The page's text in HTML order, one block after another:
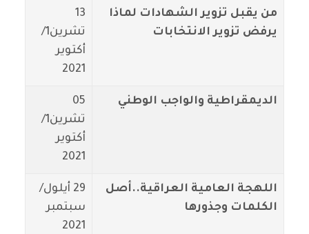
من يقبل تزوير الشهادات لماذا
يرفض تزوير الانتخابات
13
تشرين1/
أكتوير
2021
الديمقراطية والواجب الوطني
05
تشرين1/
أكتوير
2021
اللهجة العامية العراقية..أصل
الكلمات وجذورها
29 أيلول/
سبتمبر
2021